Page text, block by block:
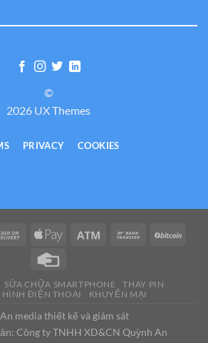
©
2026 UX Themes
PRIVACY COOKIES
SỬA CHỮA SMARTPHONE
THAY PIN
HÌNH ĐIỆN THOẠI
KHUYẾN MẠI
media thiết kế và giám sát
Công ty TNHH XD&CN Quỳnh An